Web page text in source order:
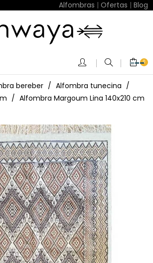
Alfombras | Ofertas | Blog
0
bereber
Alfombra tunecina
Alfombra Margoum Lina 140x210 cm